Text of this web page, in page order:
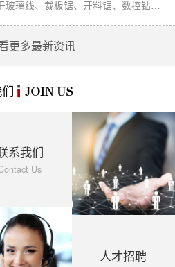
玻璃线、裁板锯、开料锯、数控钻孔
更多最新资讯
JOIN US
系我们
Us
人才招聘